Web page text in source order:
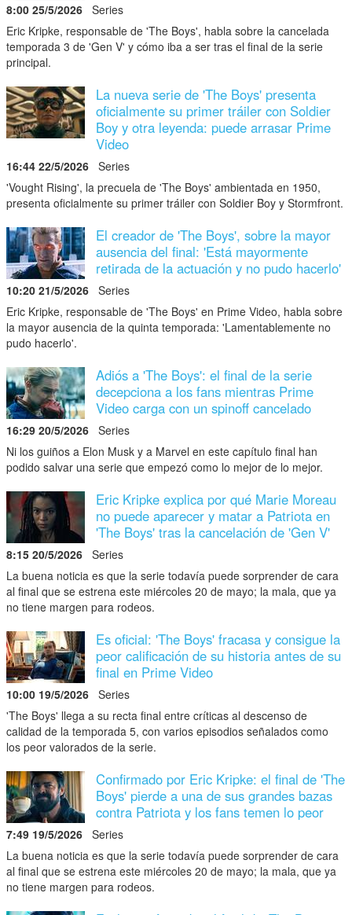
8:00 25/5/2026 Series
Eric Kripke, responsable de 'The Boys', habla sobre la cancelada
temporada 3 de 'Gen V' y cómo iba a ser tras el final de la serie
principal.
La nueva serie de 'The Boys' presenta
oficialmente su primer tráiler con Soldier
Boy y otra leyenda: puede arrasar Prime
Video
16:44 22/5/2026 Series
'Vought Rising', la precuela de 'The Boys' ambientada en 1950,
presenta oficialmente su primer tráiler con Soldier Boy y Stormfront.
El creador de 'The Boys', sobre la mayor
ausencia del final: 'Está mayormente
retirada de la actuación y no pudo hacerlo'
10:20 21/5/2026 Series
Eric Kripke, responsable de 'The Boys' en Prime Video, habla sobre
la mayor ausencia de la quinta temporada: 'Lamentablemente no
pudo hacerlo'.
Adiós a 'The Boys': el final de la serie
decepciona a los fans mientras Prime
Video carga con un spinoff cancelado
16:29 20/5/2026 Series
Ni los guiños a Elon Musk y a Marvel en este capítulo final han
podido salvar una serie que empezó como lo mejor de lo mejor.
Eric Kripke explica por qué Marie Moreau
no puede aparecer y matar a Patriota en
'The Boys' tras la cancelación de 'Gen V'
8:15 20/5/2026 Series
La buena noticia es que la serie todavía puede sorprender de cara
al final que se estrena este miércoles 20 de mayo; la mala, que ya
no tiene margen para rodeos.
Es oficial: 'The Boys' fracasa y consigue la
peor calificación de su historia antes de su
final en Prime Video
10:00 19/5/2026 Series
'The Boys' llega a su recta final entre críticas al descenso de
calidad de la temporada 5, con varios episodios señalados como
los peor valorados de la serie.
Confirmado por Eric Kripke: el final de 'The
Boys' pierde a una de sus grandes bazas
contra Patriota y los fans temen lo peor
7:49 19/5/2026 Series
La buena noticia es que la serie todavía puede sorprender de cara
al final que se estrena este miércoles 20 de mayo; la mala, que ya
no tiene margen para rodeos.